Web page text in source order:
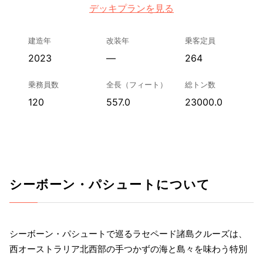
デッキプランを見る
建造年
2023
改装年
—
乗客定員
264
乗務員数
120
全長（フィート）
557.0
総トン数
23000.0
シーボーン・パシュートについて
シーボーン・パシュートで巡るラセペード諸島クルーズは、
西オーストラリア北西部の手つかずの海と島々を味わう特別